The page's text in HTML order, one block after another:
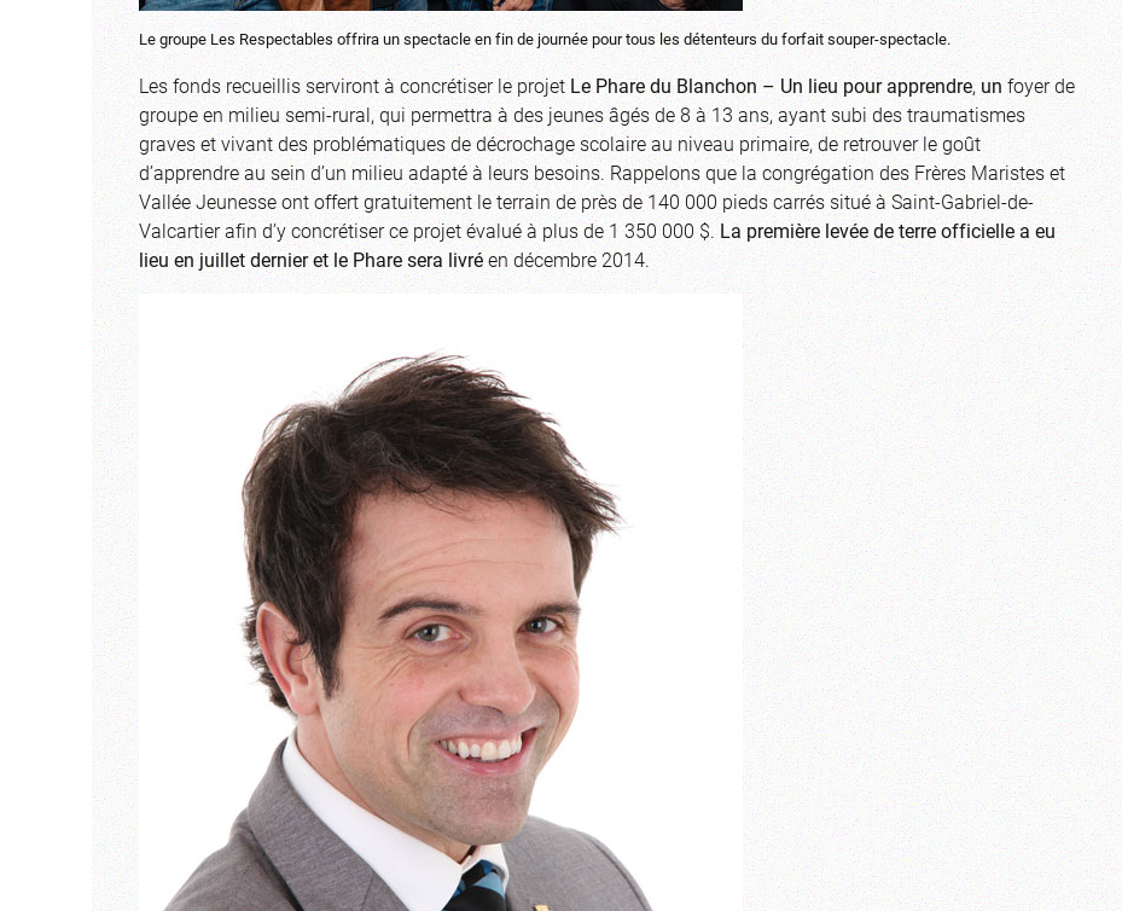
Le groupe Les Respectables offrira un spectacle en fin de journée pour tous les détenteurs du forfait souper-spectacle.
Les fonds recueillis serviront à concrétiser le projetLe Phare du Blanchon – Un lieu pour apprendre,unfoyer de
groupe en milieu semi-rural, qui permettra à des jeunes âgés de 8 à 13 ans, ayant subi des traumatismes
graves et vivant des problématiques de décrochage scolaire au niveau primaire, de retrouver le goût
d’apprendre au sein d’un milieu adapté à leurs besoins. Rappelons que la congrégation des Frères Maristes et
Vallée Jeunesse ont offert gratuitement le terrain de près de 140 000 pieds carrés situé à Saint-Gabriel-de-
Valcartier afin d’y concrétiser ce projet évalué à plus de 1 350 000 $.La premièrelevée de terre officielle a eu
lieu en juillet dernier et le Phare sera livréen décembre 2014.